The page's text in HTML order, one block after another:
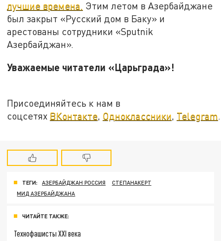
лучшие времена. Этим летом в Азербайджане
был закрыт «Русский дом в Баку» и
арестованы сотрудники «Sputnik
Азербайджан».
Уважаемые читатели «Царьграда»!
Присоединяйтесь к нам в
соцсетях ВКонтакте, Одноклассники, Telegram.
ТЕГИ: АЗЕРБАЙДЖАН РОССИЯ
СТЕПАНАКЕРТ
МИД АЗЕРБАЙДЖАНА
ЧИТАЙТЕ ТАКЖЕ:
Технофашисты XXI века